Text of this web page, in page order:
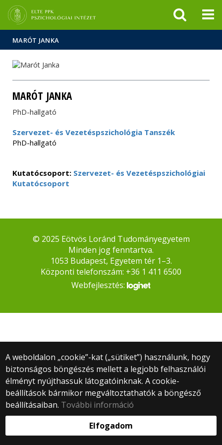
sajtóban
MARÓT JANKA
MARÓT JANKA
PhD-hallgató
Szervezet- és Vezetéspszichológia Tanszék
PhD-hallgató
Kutatócsoport: Szervezet- és Vezetéspszichológiai
Kutatócsoport
A weboldalon „cookie”-kat („sütiket”) használunk, hogy
biztonságos böngészés mellett a legjobb felhasználói
élményt nyújthassuk látogatóinknak. A cookie-
beállítások bármikor megváltoztathatók a böngésző
beállításaiban. További információ
Elfogadom
© 2025 Eötvös Loránd Tudományegyetem
Minden jog fenntartva.
1053 Budapest, Egyetem tér 1–3.
Központi telefonszám: +36 1 411 6500
Webfejlesztés: